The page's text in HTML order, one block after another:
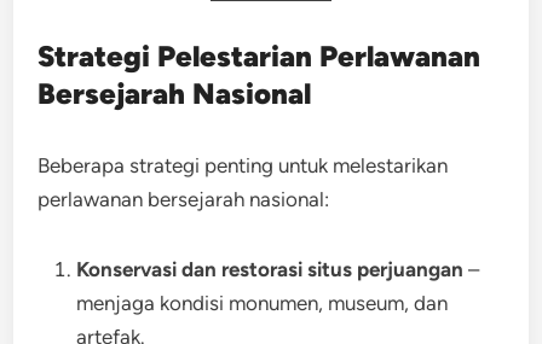
Strategi Pelestarian Perlawanan
Bersejarah Nasional
Beberapa strategi penting untuk melestarikan
perlawanan bersejarah nasional:
Konservasi dan restorasi situs perjuangan –
menjaga kondisi monumen, museum, dan
artefak.